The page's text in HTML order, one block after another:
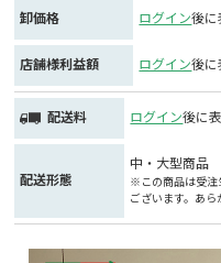
卸価格 ログイン後に
店舗様利益額 ログイン後に
配送料 ログイン後に
配送形態
中・大型商品
※この商品は受注
ございます。あら